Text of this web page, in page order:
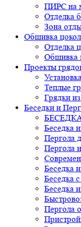
ПИРС на
Отделка
Зона
Обшивка
Отделка
Обшивка
Проекты
Теплые
Грядки
Беседки и
БЕСЕДКА
Беседка
Пергола
Пергола
Беседка
Беседка
Беседка
Пергола